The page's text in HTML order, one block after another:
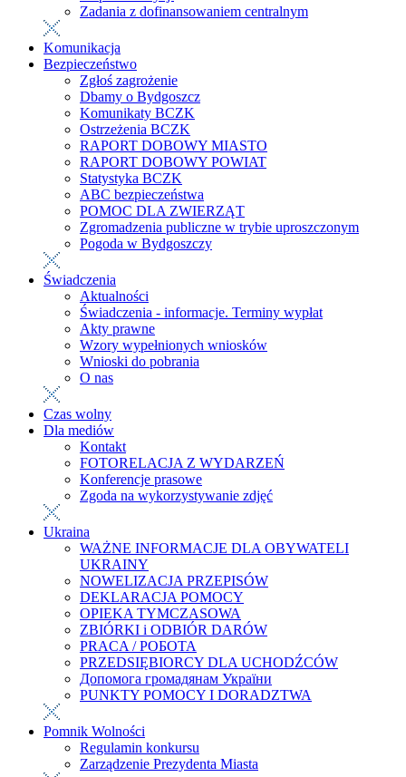
Zadania z dofinansowaniem centralnym
Komunikacja
Bezpieczeństwo
Zgłoś zagrożenie
Dbamy o Bydgoszcz
Komunikaty BCZK
Ostrzeżenia BCZK
RAPORT DOBOWY MIASTO
RAPORT DOBOWY POWIAT
Statystyka BCZK
ABC bezpieczeństwa
POMOC DLA ZWIERZĄT
Zgromadzenia publiczne w trybie uproszczonym
Pogoda w Bydgoszczy
Świadczenia
Aktualności
Świadczenia - informacje. Terminy wypłat
Akty prawne
Wzory wypełnionych wniosków
Wnioski do pobrania
O nas
Czas wolny
Dla mediów
Kontakt
FOTORELACJA Z WYDARZEŃ
Konferencje prasowe
Zgoda na wykorzystywanie zdjęć
Ukraina
WAŻNE INFORMACJE DLA OBYWATELI
UKRAINY
NOWELIZACJA PRZEPISÓW
DEKLARACJA POMOCY
OPIEKA TYMCZASOWA
ZBIÓRKI i ODBIÓR DARÓW
PRACA / РОБОТА
PRZEDSIĘBIORCY DLA UCHODŹCÓW
Допомога громадянам України
PUNKTY POMOCY I DORADZTWA
Pomnik Wolności
Regulamin konkursu
Zarządzenie Prezydenta Miasta